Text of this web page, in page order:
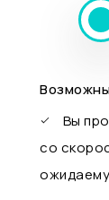
Вы
со